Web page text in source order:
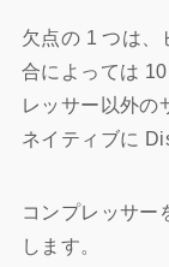
欠点の 1 つは、
合によっては
レッサー以外の
ネイティブに
コンプレッサー
します。